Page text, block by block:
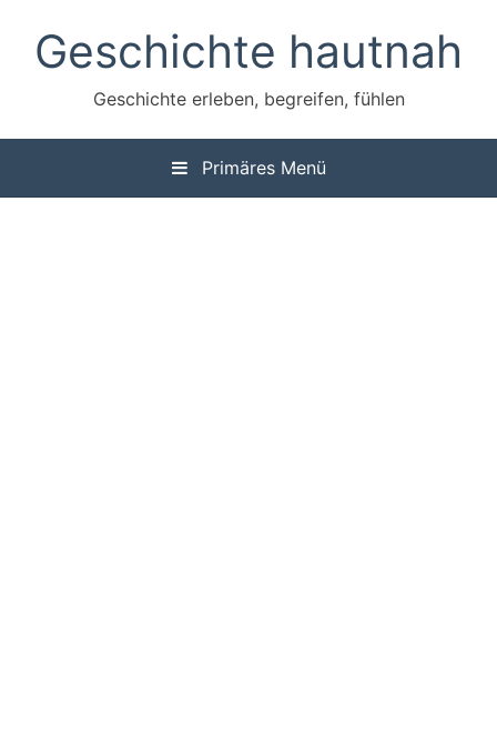
Inhalt
springenGeschichte hautnah
Geschichte erleben, begreifen, fühlen
Primäres Menü